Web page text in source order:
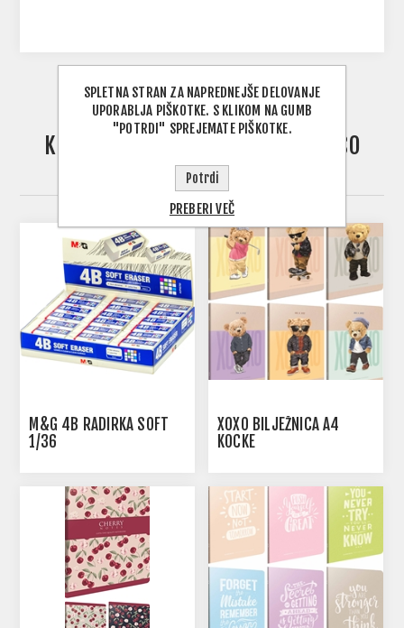
KUPCI, KI SO KUPILI TO POSTAVKO SO
KUPILI TUDI
M&G 4B RADIRKA SOFT
1/36
XOXO BILJEŽNICA A4
KOCKE
SPLETNA STRAN ZA NAPREDNEJŠE DELOVANJE
UPORABLJA PIŠKOTKE. S KLIKOM NA GUMB
"POTRDI" SPREJEMATE PIŠKOTKE.
Potrdi
PREBERI VEČ